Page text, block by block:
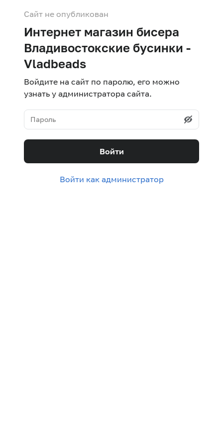
Сайт не опубликован
Интернет магазин бисера
Владивостокские бусинки -
Vladbeads
Войдите на сайт по паролю, его можно
узнать у администратора сайта.
Войти
Войти как администратор